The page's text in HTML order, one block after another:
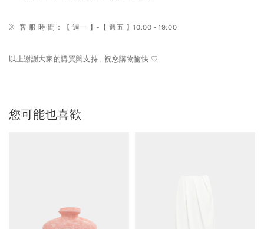
※ 客 服 時 間：【 週一 】-【 週五 】10:00 - 19:00
以上謝謝大家的購買與支持 , 祝您購物愉快 ♡
您可能也喜歡